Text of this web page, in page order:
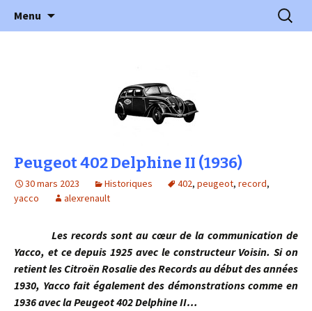
l'Automobile Ancienne
l'automobile ancienne : articles, historiques
…
Menu
Peugeot 402 Delphine II (1936)
30 mars 2023 Historiques 402, peugeot, record,
yacco
alexrenault
Les records sont au cœur de la communication de
Yacco, et ce depuis 1925 avec le constructeur Voisin. Si on
retient les Citroën Rosalie des Records au début des années
1930, Yacco fait également des démonstrations comme en
1936 avec la Peugeot 402 Delphine II…